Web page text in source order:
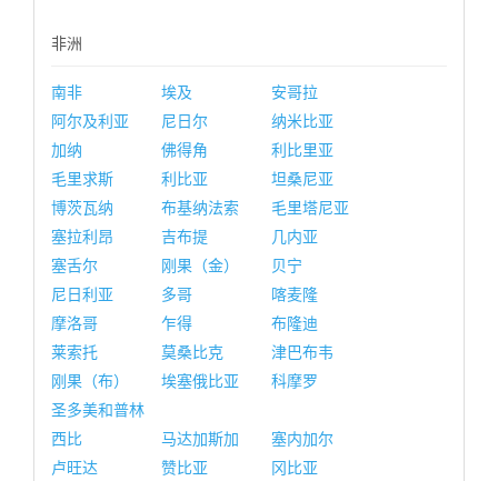
非洲
南非 埃及
安哥拉
阿尔及利亚
尼日尔
纳米比亚
加纳
佛得角
利比里亚
毛里求斯
利比亚
坦桑尼亚
博茨瓦纳
布基纳法索
毛里塔尼亚
塞拉利昂
吉布提
几内亚
塞舌尔
刚果（金）
贝宁
尼日利亚
多哥
喀麦隆
摩洛哥
乍得
布隆迪
莱索托
莫桑比克
津巴布韦
刚果（布）
埃塞俄比亚
科摩罗
圣多美和普林
西比
马达加斯加
塞内加尔
卢旺达
赞比亚 冈比亚